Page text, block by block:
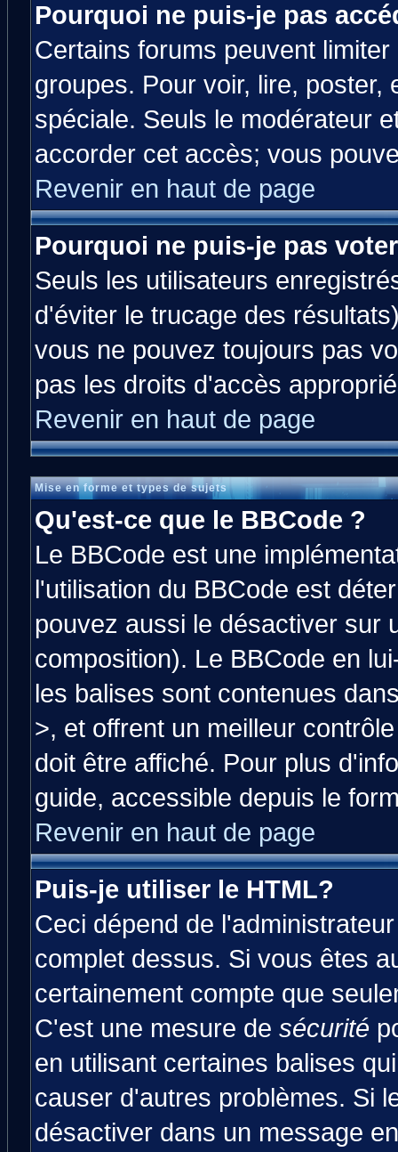
Pourquoi ne puis-je pas
Certains forums peuvent
groupes. Pour voir, lire,
spéciale. Seuls le modérateur
accorder cet accès; vous
Revenir en haut de page
Pourquoi ne puis-je pas
Seuls les utilisateurs
d'éviter le trucage des
vous ne pouvez toujours pas
pas les droits d'accès
Revenir en haut de page
Mise en forme et types de sujets
Qu'est-ce que le BBCode ?
Le BBCode est une
l'utilisation du BBCode est
pouvez aussi le désactiver sur
composition). Le BBCode en
les balises sont contenues
>, et offrent un meilleur
doit être affiché. Pour plus
guide, accessible depuis le
Revenir en haut de page
Puis-je utiliser le HTML?
Ceci dépend de
complet dessus. Si vous êtes
certainement compte que
C'est une mesure de sécurité
en utilisant certaines balises
causer d'autres problèmes. Si
désactiver dans un message